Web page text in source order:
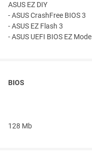
ASUS EZ DIY
- ASUS CrashFree BIOS 3
- ASUS EZ Flash 3
- ASUS UEFI BIOS EZ Mode
BIOS
128 Mb